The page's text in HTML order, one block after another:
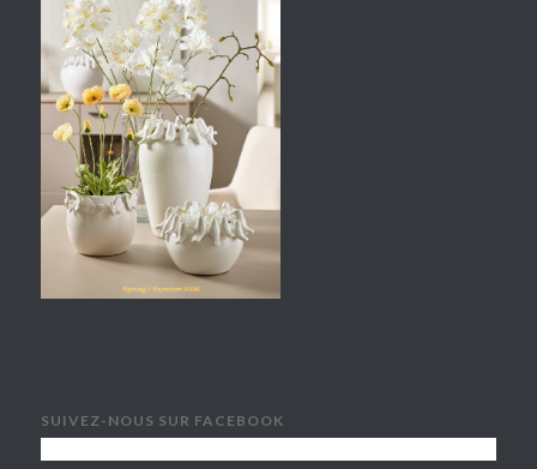
SUIVEZ-NOUS SUR FACEBOOK